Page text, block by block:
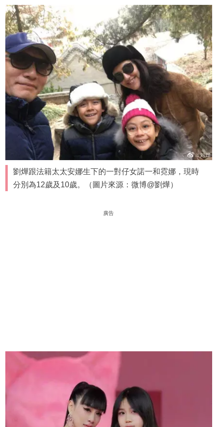
劉燁跟法籍太太安娜生下的一對仔女諾一和霓娜，現時
分別為12歲及10歲。（圖片來源：微博@劉燁）
廣告